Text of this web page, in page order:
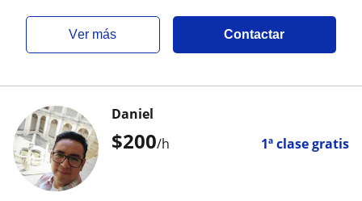
ver más Contactar
$200/h 1ª clase gratis
Daniel